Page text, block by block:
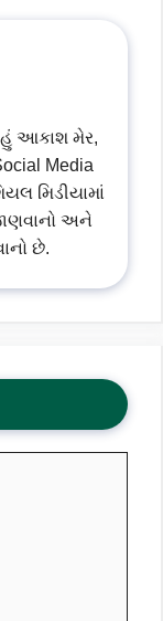
હું આકાશ મેર,
Media
મિડીયામાં
અને
છે.